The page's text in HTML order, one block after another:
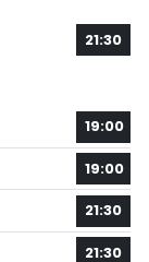
21:30
19:00
19:00
21:30
21:30